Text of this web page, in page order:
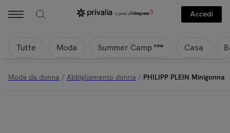
Accedi
Tutte Moda Summer Camp new Casa
Moda da donna / Abbigliamento donna / PHILIPP PLEIN Minigonna